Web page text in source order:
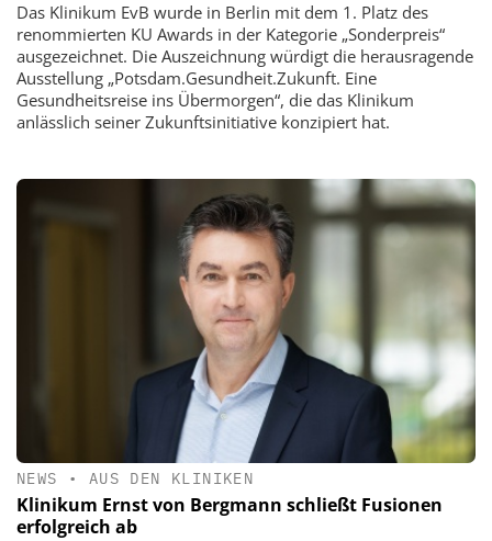
Das Klinikum EvB wurde in Berlin mit dem 1. Platz des
renommierten KU Awards in der Kategorie „Sonderpreis“
ausgezeichnet. Die Auszeichnung würdigt die herausragende
Ausstellung „Potsdam.Gesundheit.Zukunft. Eine
Gesundheitsreise ins Übermorgen“, die das Klinikum
anlässlich seiner Zukunftsinitiative konzipiert hat.
NEWS • AUS DEN KLINIKEN
Klinikum Ernst von Bergmann schließt Fusionen
erfolgreich ab